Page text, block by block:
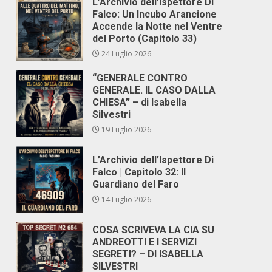
Falco: Un Incubo Arancione
Accende la Notte nel Ventre
del Porto (Capitolo 33)
24 Luglio 2026
“GENERALE CONTRO
GENERALE. IL CASO DALLA
CHIESA” – di Isabella
Silvestri
19 Luglio 2026
L’Archivio dell’Ispettore Di
Falco | Capitolo 32: Il
Guardiano del Faro
14 Luglio 2026
COSA SCRIVEVA LA CIA SU
ANDREOTTI E I SERVIZI
SEGRETI? – DI ISABELLA
SILVESTRI